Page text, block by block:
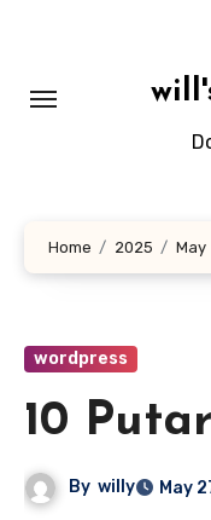
Home 2025 May
wordpress
10
By willy May